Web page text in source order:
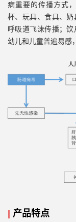
病重要的传播方式
杯、玩具、食具、
呼吸道飞沫传播；
幼儿和儿童普遍易感
| 产品特点